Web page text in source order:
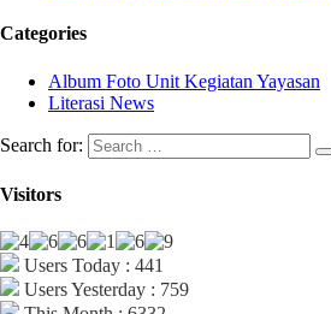
Categories
Album Foto Unit Kegiatan Yayasan
Literasi News
Search for:
Visitors
Users Today : 441
Users Yesterday : 759